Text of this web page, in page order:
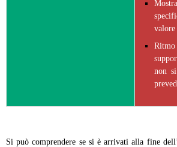
valore
non
Si può comprendere se si è arrivati alla fine